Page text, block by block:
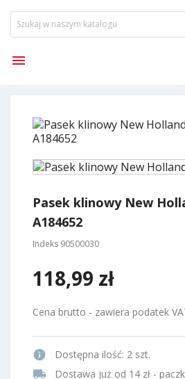

Pasek klinowy New
A184652
Indeks 90500030
118,99 zł
Cena brutto - zawiera podatek
info Dostępna ilość: 2 szt.
local_shipping
Dostawa już od 14 zł -